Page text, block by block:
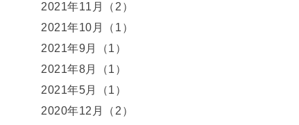
2021年11月（2）
2021年10月（1）
2021年9月（1）
2021年8月（1）
2021年5月（1）
2020年12月（2）